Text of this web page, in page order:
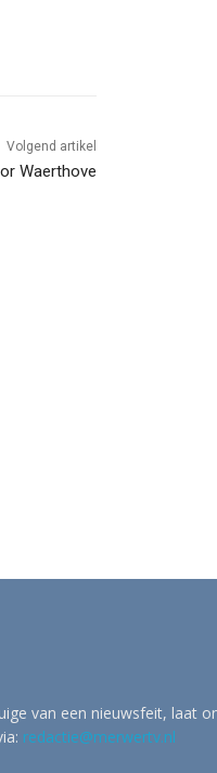
Volgend artikel
Waerthove
van een nieuwsfeit, laat
redactie@merwertv.nl